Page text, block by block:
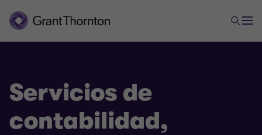
Servicios de
contabilidad,